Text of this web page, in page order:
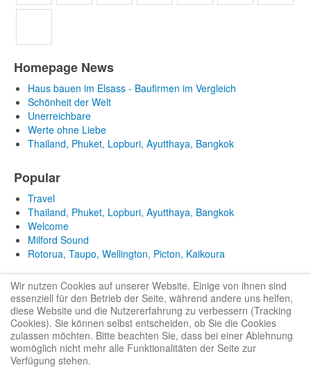
Homepage News
Haus bauen im Elsass - Baufirmen im Vergleich
Schönheit der Welt
Unerreichbare
Werte ohne Liebe
Thailand, Phuket, Lopburi, Ayutthaya, Bangkok
Popular
Travel
Thailand, Phuket, Lopburi, Ayutthaya, Bangkok
Welcome
Milford Sound
Rotorua, Taupo, Wellington, Picton, Kaikoura
Bootstrap is a front-end framework of Twitter, Inc. Code licensed underMIT
License.
Wir nutzen Cookies auf unserer Website. Einige von ihnen sind
essenziell für den Betrieb der Seite, während andere uns helfen,
diese Website und die Nutzererfahrung zu verbessern (Tracking
Cookies). Sie können selbst entscheiden, ob Sie die Cookies
zulassen möchten. Bitte beachten Sie, dass bei einer Ablehnung
womöglich nicht mehr alle Funktionalitäten der Seite zur
Verfügung stehen.